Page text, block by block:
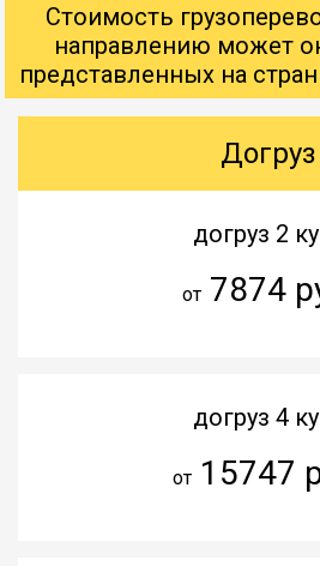
Стоимость
направлению может
представленных на
Догруз
догруз 2
от7874
догруз 4
от15747